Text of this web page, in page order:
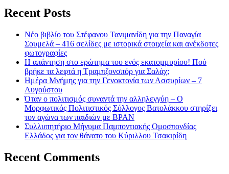
Recent Posts
Νέο βιβλίο του Στέφανου Τανιμανίδη για την Παναγία
Σουμελά – 416 σελίδες με ιστορικά στοιχεία και ανέκδοτες
φωτογραφίες
Η απάντηση στο ερώτημα του ενός εκατομμυρίου! Πού
βρήκε τα λεφτά η Τραμπζονσπόρ για Σαλάχ;
Ημέρα Μνήμης για την Γενοκτονία των Ασσυρίων – 7
Αυγούστου
Όταν ο πολιτισμός συναντά την αλληλεγγύη – Ο
Μορφωτικός Πολιτιστικός Σύλλογος Βατολάκκου στηρίζει
τον αγώνα των παιδιών με BPAN
Συλλυπητήριο Μήνυμα Παμποντιακής Ομοσπονδίας
Ελλάδος για τον θάνατο του Κύριλλου Τσακιρίδη
Recent Comments